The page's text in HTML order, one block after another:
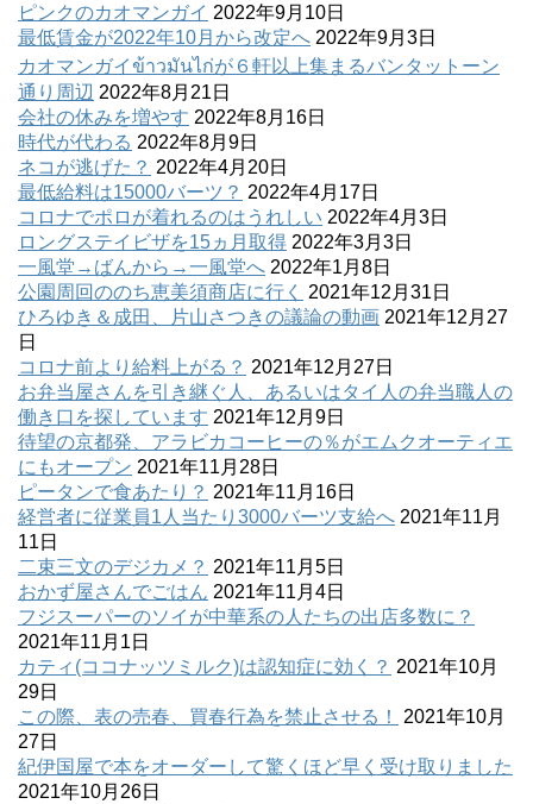
ピンクのカオマンガイ 2022年9月10日
最低賃金が2022年10月から改定へ 2022年9月3日
カオマンガイข้าวมันไก่が６軒以上集まるバンタットーン
通り周辺 2022年8月21日
会社の休みを増やす 2022年8月16日
時代が代わる 2022年8月9日
ネコが逃げた？ 2022年4月20日
最低給料は15000バーツ？ 2022年4月17日
コロナでポロが着れるのはうれしい 2022年4月3日
ロングステイビザを15ヵ月取得 2022年3月3日
一風堂→ばんから→一風堂へ 2022年1月8日
公園周回ののち恵美須商店に行く
2021年12月31日
ひろゆき＆成田、片山さつきの議論の動画 2021年12月27
日
コロナ前より給料上がる？ 2021年12月27日
お弁当屋さんを引き継ぐ人、あるいはタイ人の弁当職人の
働き口を探しています 2021年12月9日
待望の京都発、アラビカコーヒーの％がエムクオーティエ
にもオープン 2021年11月28日
ピータンで食あたり？ 2021年11月16日
経営者に従業員1人当たり3000バーツ支給へ 2021年11月
11日
二束三文のデジカメ？ 2021年11月5日
おかず屋さんでごはん 2021年11月4日
フジスーパーのソイが中華系の人たちの出店多数に？
2021年11月1日
カティ(ココナッツミルク)は認知症に効く？ 2021年10月
29日
この際、表の売春、買春行為を禁止させる！
2021年10月
27日
紀伊国屋で本をオーダーして驚くほど早く受け取りました
2021年10月26日